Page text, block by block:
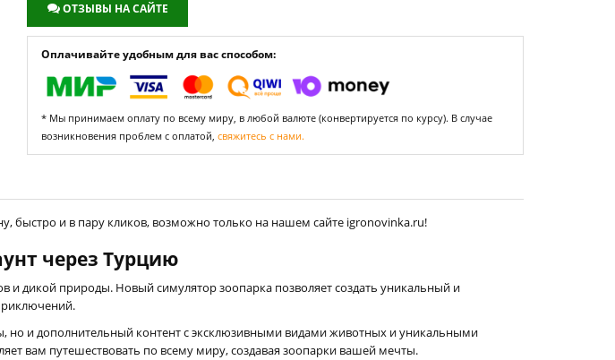
ОТЗЫВЫ НА САЙТЕ
Оплачивайте удобным для вас способом:
* Мы принимаем оплату по всему миру, в любой валюте (конвертируется по курсу). В случае
возникновения проблем с оплатой, свяжитесь с нами.
быстро и в пару кликов, возможно только на нашем сайте igronovinka.ru!
через Турцию
и дикой природы. Новый симулятор зоопарка позволяет создать уникальный и
но и дополнительный контент с эксклюзивными видами животных и уникальными
вам путешествовать по всему миру, создавая зоопарки вашей мечты.